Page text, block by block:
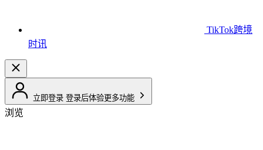
TikTok跨境
时讯
立即登录 登录后体验更多功能
浏览